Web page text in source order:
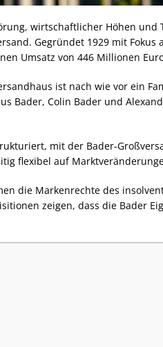
wirtschaftlicher Höhen und
Gegründet 1929 mit Fokus
Umsatz von 446 Millionen
ist nach wie vor ein
Bader, Colin Bader und
mit der Bader-
flexibel auf
die Markenrechte des
zeigen, dass die Bader